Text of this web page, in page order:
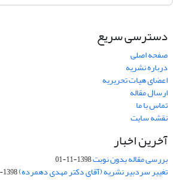
دسترسی سریع
صفحه اصلی
درباره نشریه
اعضای هیات تحریریه
ارسال مقاله
تماس با ما
نقشه سایت
آخرین اخبار
بررسی مقاله بدون نوبت1398-11-01
تغییر سردبیر نشریه (آقای دکتر مهدی دهمرده)1398-10-24